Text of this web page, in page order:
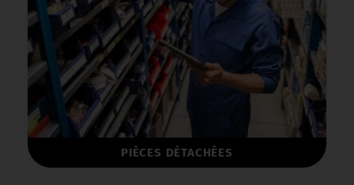
PIÈCES DÉTACHÉES